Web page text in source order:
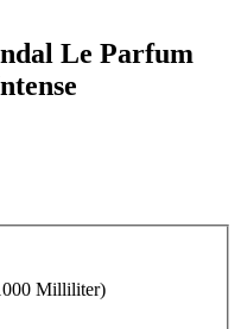
Le Parfum
Milliliter)